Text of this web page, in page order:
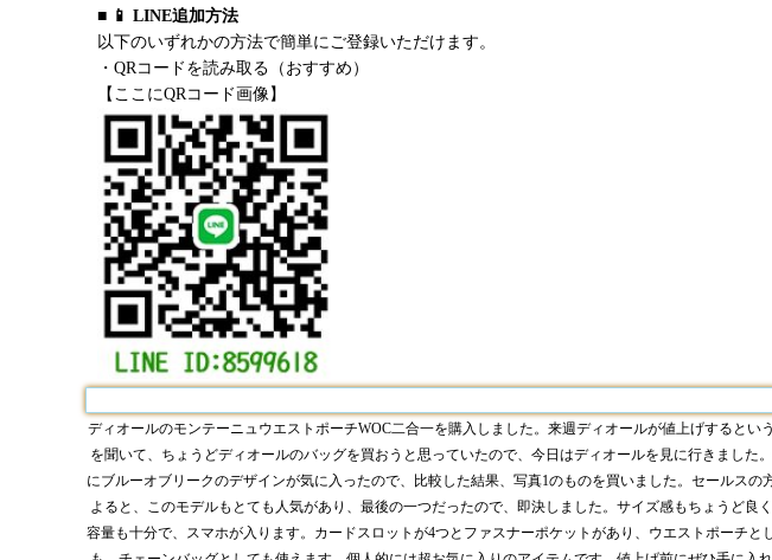
■ 📱 LINE追加方法
以下のいずれかの方法で簡単にご登録いただけます。
・QRコードを読み取る（おすすめ）
【ここにQRコード画像】
ディオールのモンテーニュウエストポーチWOC二合一を購入しました。来週ディオールが値上げするとい
を聞いて、ちょうどディオールのバッグを買おうと思っていたので、今日はディオールを見に行きました
にブルーオブリークのデザインが気に入ったので、比較した結果、写真1のものを買いました。セールスの
よると、このモデルもとても人気があり、最後の一つだったので、即決しました。サイズ感もちょうど良く
容量も十分で、スマホが入ります。カードスロットが4つとファスナーポケットがあり、ウエストポーチと